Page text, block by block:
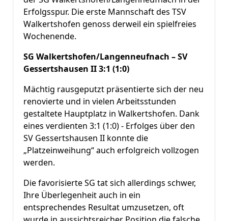
Erfolgsspur. Die erste Mannschaft des TSV
Walkertshofen genoss derweil ein spielfreies
Wochenende.
SG Walkertshofen/Langenneufnach – SV
Gessertshausen II 3:1 (1:0)
Mächtig rausgeputzt präsentierte sich der neu
renovierte und in vielen Arbeitsstunden
gestaltete Hauptplatz in Walkertshofen. Dank
eines verdienten 3:1 (1:0) - Erfolges über den
SV Gessertshausen II konnte die
„Platzeinweihung“ auch erfolgreich vollzogen
werden.
Die favorisierte SG tat sich allerdings schwer,
Ihre Überlegenheit auch in ein
entsprechendes Resultat umzusetzen, oft